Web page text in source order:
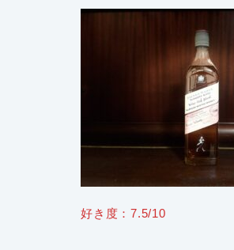
好き度：7.5/10